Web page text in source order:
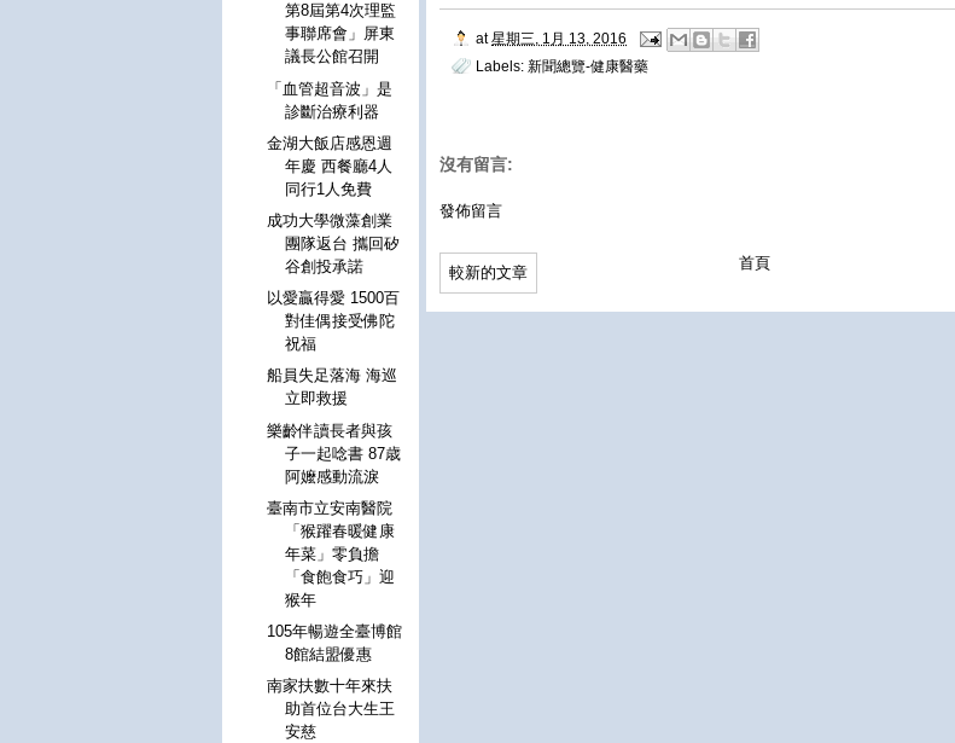
at 星期三, 1月 13, 2016
Labels: 新聞總覽-健康醫藥
沒有留言:
發佈留言
較新的文章
首頁
第8屆第4次理監
事聯席會」屏東
議長公館召開
「血管超音波」是
診斷治療利器
金湖大飯店感恩週
年慶 西餐廳4人
同行1人免費
成功大學微藻創業
團隊返台 攜回矽
谷創投承諾
以愛贏得愛 1500百
對佳偶接受佛陀
祝福
船員失足落海 海巡
立即救援
樂齡伴讀長者與孩
子一起唸書 87歳
阿嬤感動流淚
臺南市立安南醫院
「猴躍春暖健康
年菜」零負擔
「食飽食巧」迎
猴年
105年暢遊全臺博館
8館結盟優惠
南家扶數十年來扶
助首位台大生王
安慈